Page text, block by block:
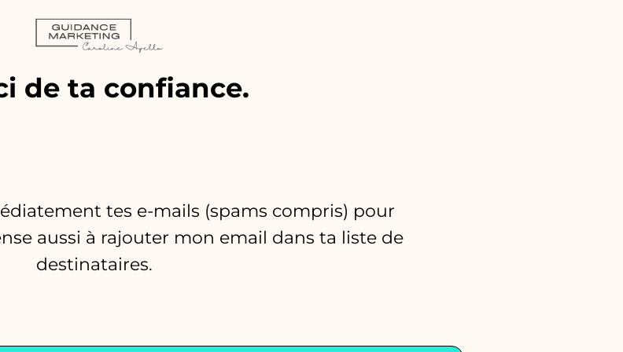
de ta confiance.
tes e-mails (spams compris) pour
aussi à rajouter mon email dans ta liste de
destinataires.